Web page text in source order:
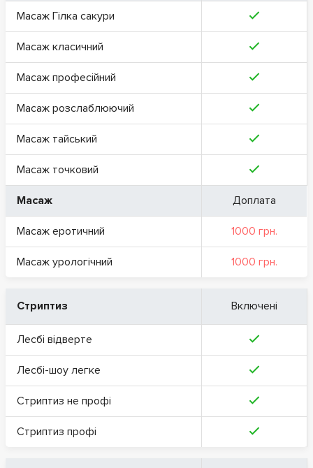
Масаж Гілка сакури
Масаж класичний
Масаж професійний
Масаж розслаблюючий
Масаж тайський
Масаж точковий
Масаж Доплата
Масаж еротичний 1000 грн.
Масаж урологічний 1000 грн.
Стриптиз Включені
Лесбі відверте
Лесбі-шоу легке
Стриптиз не профі
Стриптиз профі